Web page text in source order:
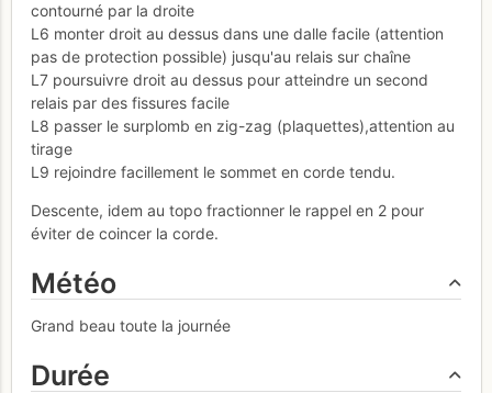
contourné par la droite
L6 monter droit au dessus dans une dalle facile (attention
pas de protection possible) jusqu'au relais sur chaîne
L7 poursuivre droit au dessus pour atteindre un second
relais par des fissures facile
L8 passer le surplomb en zig-zag (plaquettes),attention au
tirage
L9 rejoindre facillement le sommet en corde tendu.
Descente, idem au topo fractionner le rappel en 2 pour
éviter de coincer la corde.
Météo
Grand beau toute la journée
Durée